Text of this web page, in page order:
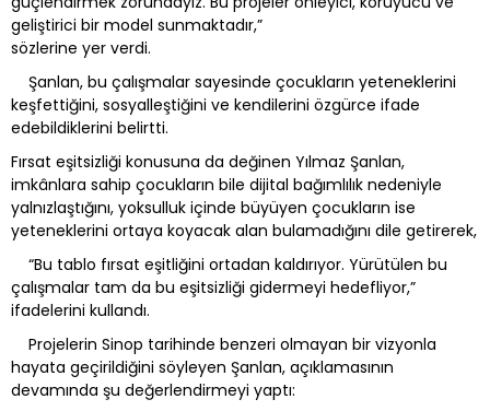
geliştirici bir model sunmaktadır,”
sözlerine yer verdi.
Şanlan, bu çalışmalar sayesinde çocukların yeteneklerini
keşfettiğini, sosyalleştiğini ve kendilerini özgürce ifade
edebildiklerini belirtti.
Fırsat eşitsizliği konusuna da değinen Yılmaz Şanlan,
imkânlara sahip çocukların bile dijital bağımlılık nedeniyle
yalnızlaştığını, yoksulluk içinde büyüyen çocukların ise
yeteneklerini ortaya koyacak alan bulamadığını dile getirerek,
“Bu tablo fırsat eşitliğini ortadan kaldırıyor. Yürütülen bu
çalışmalar tam da bu eşitsizliği gidermeyi hedefliyor,”
ifadelerini kullandı.
Projelerin Sinop tarihinde benzeri olmayan bir vizyonla
hayata geçirildiğini söyleyen Şanlan, açıklamasının
devamında şu değerlendirmeyi yaptı: